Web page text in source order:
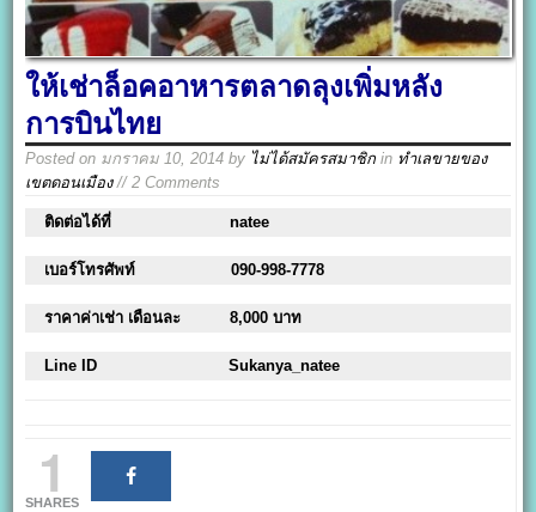
ให้เช่าล็อคอาหารตลาดลุงเพิ่มหลัง
การบินไทย
Posted on มกราคม 10, 2014 by ไม่ได้สมัครสมาชิก in ทำเลขายของ
เขตดอนเมือง// 2 Comments
ติดต่อได้ที่ natee
เบอร์โทรศัพท์ 090-998-7778
ราคาค่าเช่า เดือนละ 8,000 บาท
Line ID Sukanya_natee
1
SHARES